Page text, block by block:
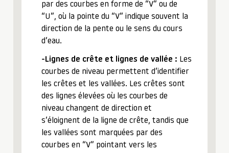
par des courbes en forme de “V” ou de
“U”, où la pointe du “V” indique souvent la
direction de la pente ou le sens du cours
d’eau.
-Lignes de crête et lignes de vallée : Les
courbes de niveau permettent d’identifier
les crêtes et les vallées. Les crêtes sont
des lignes élevées où les courbes de
niveau changent de direction et
s’éloignent de la ligne de crête, tandis que
les vallées sont marquées par des
courbes en “V” pointant vers les